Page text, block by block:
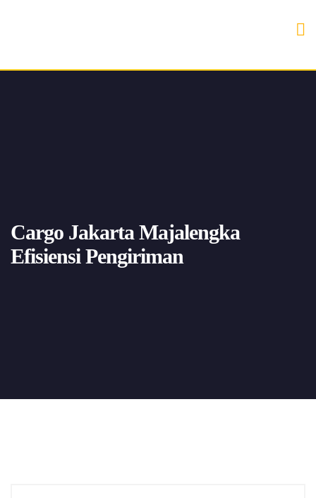
Cargo Jakarta Majalengka
Efisiensi Pengiriman